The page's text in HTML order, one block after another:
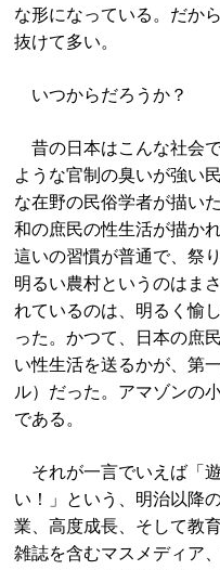
な形になっている。だか
抜けて多い。
いつからだろうか？
昔の日本はこんな社会
ような官制の臭いが強い
な在野の民俗学者が描い
和の庶民の性生活が描か
這いの習慣が普通で、祭
明るい農村というのはま
れているのは、明るく愉
った。かつて、日本の庶
い性生活を送るかが、第
ル）だった。アマゾンの
である。
それが一言でいえば「
い！」という、明治以降
業、高度成長、そして教
雑誌を含むマスメディア